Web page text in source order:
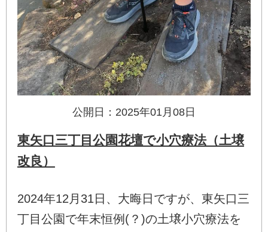
公開日：2025年01月08日
東矢口三丁目公園花壇で小穴療法（土壌
改良）
2024年12月31日、大晦日ですが、東矢口三
丁目公園で年末恒例(？)の土壌小穴療法を